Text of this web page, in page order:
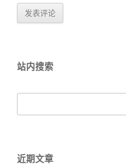
站内搜索
索
近期文章